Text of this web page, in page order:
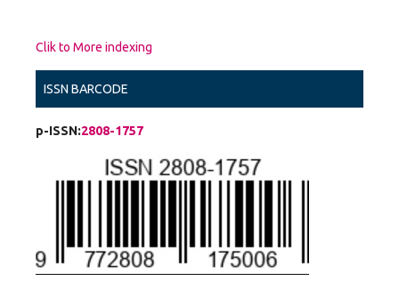
Clik to More indexing
ISSN BARCODE
p-ISSN:2808-1757